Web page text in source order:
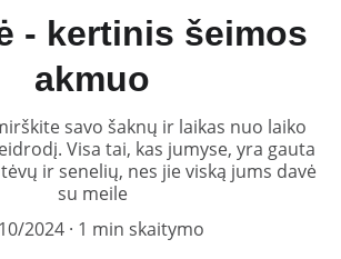
- kertinis šeimos
akmuo
savo šaknų ir laikas nuo laiko
Visa tai, kas jumyse, yra gauta
ir senelių, nes jie viską jums davė
su meile
2024
1 min skaitymo